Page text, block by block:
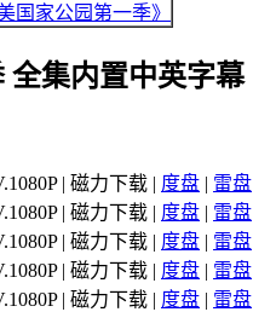
国家公园第一季》
全集内置中英字幕
| 磁力下载 | 度盘 | 雷盘
| 磁力下载 | 度盘 | 雷盘
| 磁力下载 | 度盘 | 雷盘
| 磁力下载 | 度盘 | 雷盘
| 磁力下载 | 度盘 | 雷盘